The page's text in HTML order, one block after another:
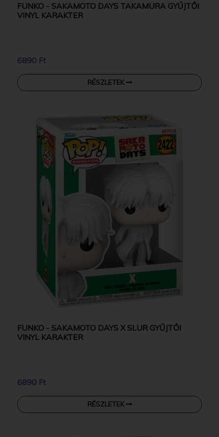
FUNKO - SAKAMOTO DAYS TAKAMURA GYŰJTŐI
VINYL KARAKTER
6890 Ft
RÉSZLETEK
FUNKO - SAKAMOTO DAYS X SLUR GYŰJTŐI
VINYL KARAKTER
6890 Ft
RÉSZLETEK